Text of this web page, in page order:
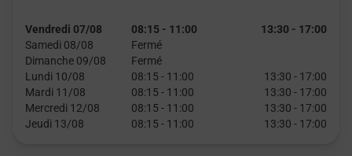
Vendredi 07/08 08:15 - 11:00 13:30 - 17:00
Samedi 08/08
Fermé
Dimanche 09/08
Fermé
Lundi 10/08
08:15 - 11:00 13:30 - 17:00
Mardi 11/08
08:15 - 11:00 13:30 - 17:00
Mercredi 12/08
08:15 - 11:00 13:30 - 17:00
Jeudi 13/08
08:15 - 11:00 13:30 - 17:00